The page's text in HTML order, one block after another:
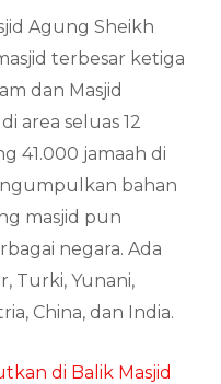
Agung Sheikh
terbesar ketiga
dan Masjid
area seluas 12
41.000 jamaah di
bahan
masjid pun
negara. Ada
Turki, Yunani,
China, dan India.
di Balik Masjid